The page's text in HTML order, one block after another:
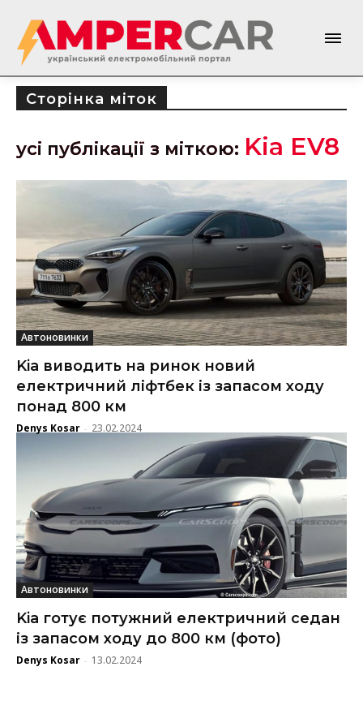
Сторінка міток
усі публікації з міткою: Kia EV8
Автоновинки
Kia виводить на ринок новий
електричний ліфтбек із запасом ходу
понад 800 км
Denys Kosar - 23.02.2024
Автоновинки
Kia готує потужний електричний седан
із запасом ходу до 800 км (фото)
Denys Kosar - 13.02.2024